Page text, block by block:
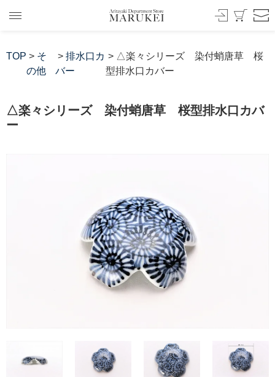
TOP > そ
の他
> 排水口カ
バー
> △楽々シリーズ 染付蛸唐草 桜
型排水口カバー
△楽々シリーズ 染付蛸唐草 桜型排水口カバ
ー